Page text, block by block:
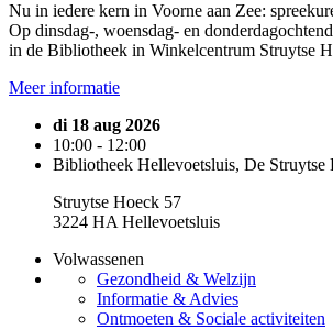
Nu in iedere kern in Voorne aan Zee:
Op dinsdag-, woensdag- en
in de Bibliotheek in Winkelcentrum Struytse
Meer informatie
di 18 aug 2026
10:00 - 12:00
Bibliotheek Hellevoetsluis, De Struytse
Struytse Hoeck 57
3224 HA Hellevoetsluis
Volwassenen
Gezondheid & Welzijn
Informatie & Advies
Ontmoeten & Sociale activiteiten